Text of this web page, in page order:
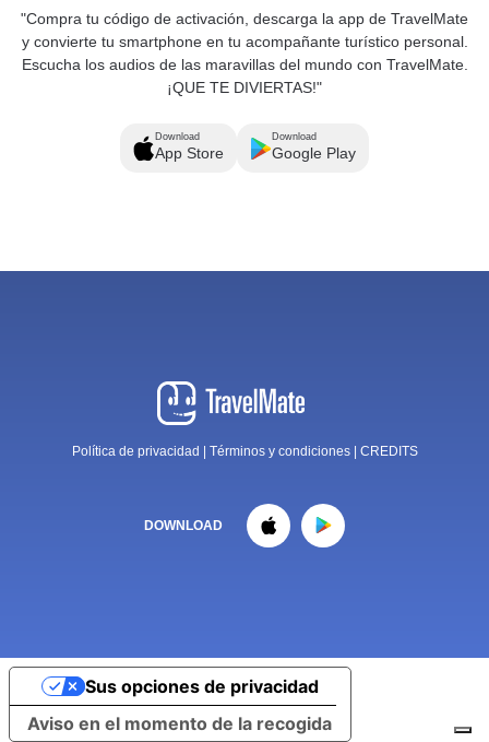
"Compra tu código de activación, descarga la app de TravelMate
y convierte tu smartphone en tu acompañante turístico personal.
Escucha los audios de las maravillas del mundo con TravelMate.
¡QUE TE DIVIERTAS!"
Download
App Store
Download
Google Play
Política de privacidad Términos y condiciones CREDITS
DOWNLOAD
Aviso en el momento de la recogida
Sus opciones de privacidad